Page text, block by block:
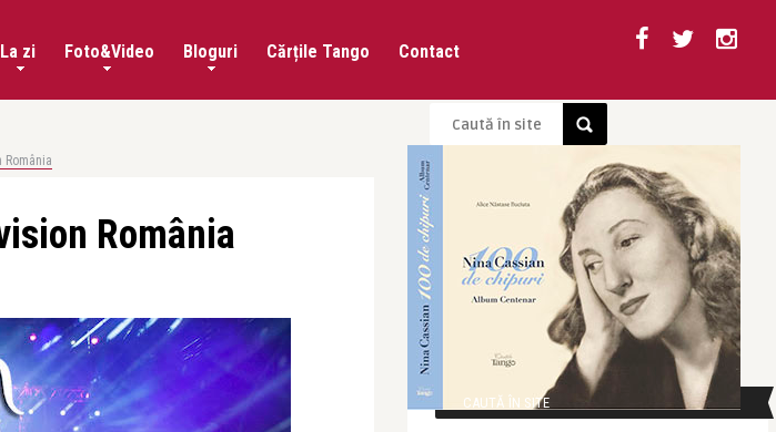
La zi Foto&Video Bloguri Cărțile Tango Contact
România
CAUTĂ ÎN SITE